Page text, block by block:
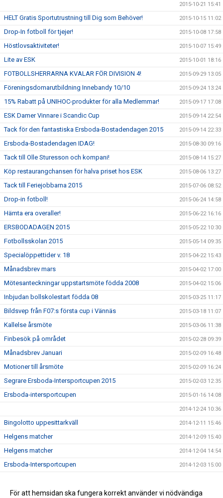
2015-10-21 15:41
HELT Gratis Sportutrustning till Dig som Behöver! 2015-10-15 11:02
Drop-In fotboll för tjejer! 2015-10-08 17:58
Höstlovsaktiviteter! 2015-10-07 15:49
Lite av ESK 2015-10-01 18:16
FOTBOLLSHERRARNA KVALAR FÖR DIVISION 4! 2015-09-29 13:05
Föreningsdomarutbildning Innebandy 10/10 2015-09-24 13:24
15% Rabatt på UNIHOC-produkter för alla Medlemmar! 2015-09-17 17:08
ESK Damer Vinnare i Scandic Cup 2015-09-14 22:54
Tack för den fantastiska Ersboda-Bostadendagen 2015 2015-09-14 22:33
Ersboda-Bostadendagen IDAG! 2015-08-30 09:16
Tack till Olle Sturesson och kompani! 2015-08-14 15:27
Köp restaurangchansen för halva priset hos ESK 2015-08-06 13:27
Tack till Feriejobbarna 2015 2015-07-06 08:52
Drop-in fotboll! 2015-06-24 14:58
Hämta era overaller! 2015-06-22 16:16
ERSBODADAGEN 2015 2015-05-22 10:30
Fotbollsskolan 2015 2015-05-14 09:35
Specialöppettider v. 18 2015-04-22 15:43
Månadsbrev mars 2015-04-02 17:00
Mötesanteckningar uppstartsmöte födda 2008 2015-04-02 15:06
Inbjudan bollskolestart födda 08 2015-03-25 11:17
Bildsvep från F07:s första cup i Vännäs 2015-03-18 11:07
Kallelse årsmöte 2015-03-06 11:38
Finbesök på området 2015-02-28 09:39
Månadsbrev Januari 2015-02-09 16:48
Motioner till årsmöte 2015-02-09 16:24
Segrare Ersboda-Intersportcupen 2015 2015-02-03 12:35
Ersboda-intersportcupen 2015-01-16 14:08
2014-12-24 10:36
Bingolotto uppesittarkväll 2014-12-11 15:46
Helgens matcher 2014-12-09 15:40
Helgens matcher 2014-12-04 14:54
Ersboda-Intersportcupen 2014-12-03 15:00
Inbjudan Change the game 2014-09-18 14:44
För att hemsidan ska fungera korrekt använder vi nödvändiga